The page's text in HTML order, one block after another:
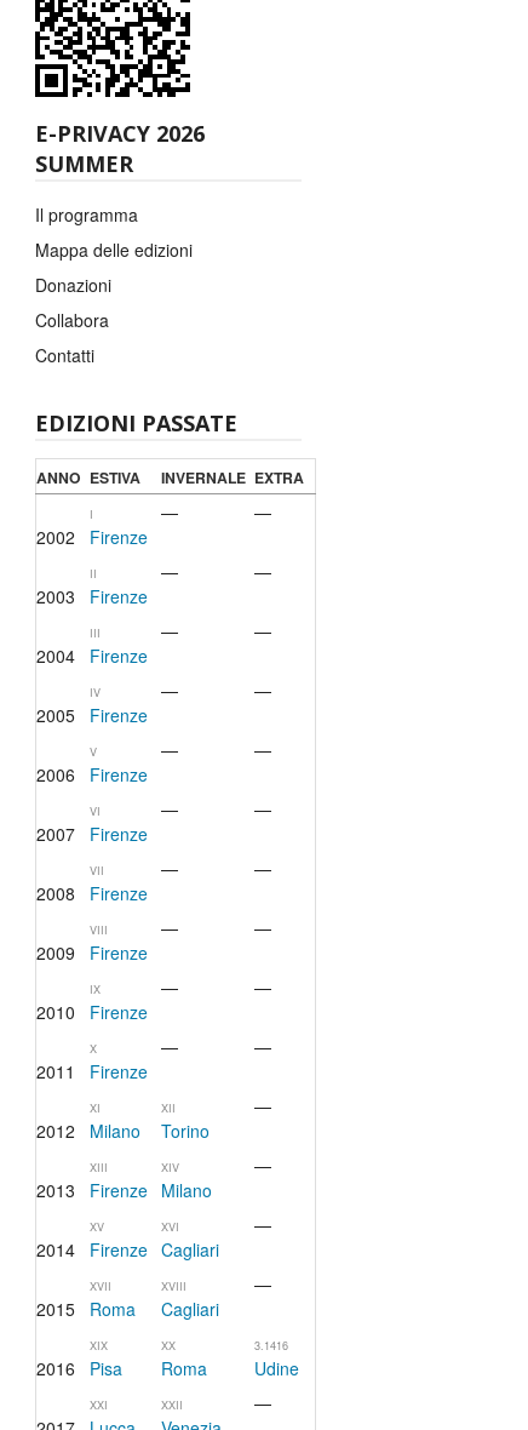
E-PRIVACY 2026
SUMMER
Il programma
Mappa delle edizioni
Donazioni
Collabora
Contatti
EDIZIONI PASSATE
ANNO ESTIVA INVERNALE EXTRA
2002
I
Firenze
— —
2003
II
Firenze
— —
2004
III
Firenze
— —
2005
IV
Firenze
— —
2006
V
Firenze
— —
2007
VI
Firenze
— —
2008
VII
Firenze
— —
2009
VIII
Firenze
— —
2010
IX
Firenze
— —
2011
X
Firenze
— —
2012
XI
Milano
XII
Torino
—
2013
XIII
Firenze
XIV
Milano
—
2014
XV
Firenze
XVI
Cagliari
—
2015
XVII
Roma
XVIII
Cagliari
—
2016
XIX
Pisa
XX
Roma
3.1416
Udine
XXI XXII —